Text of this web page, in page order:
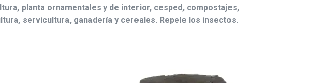
planta ornamentales y de interior, cesped, compostajes,
servicultura, ganadería y cereales. Repele los insectos.